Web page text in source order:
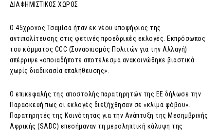
ΔΙΑΦΗΜΙΣΤΙΚΟΣ ΧΩΡΟΣ
Ο 45χρονος Τσαμίσα ήταν εκ νέου υποψήφιος της
αντιπολίτευσης στις φετινές προεδρικές εκλογές. Εκπρόσωπος
του κόμματος CCC (Συνασπισμός Πολιτών για την Αλλαγή)
απέρριψε «οποιαδήποτε αποτέλεσμα ανακοινώθηκε βιαστικά
χωρίς διαδικασία επαλήθευσης».
Ο επικεφαλής της αποστολής παρατηρητών της ΕΕ δήλωσε την
Παρασκευή πως οι εκλογές διεξήχθησαν σε «κλίμα φόβου».
Παρατηρητές της Κοινότητας για την Ανάπτυξη της Μεσημβρινής
Αφρικής (SADC) επεσήμαναν τη μεροληπτική κάλυψη της